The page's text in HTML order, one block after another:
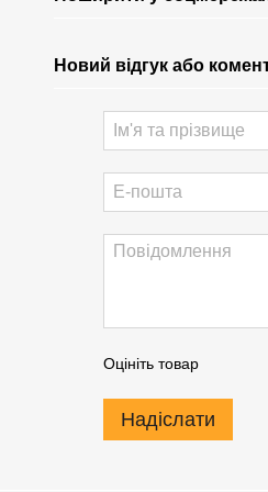
Новий відгук або
Оцініть товар
Надіслати